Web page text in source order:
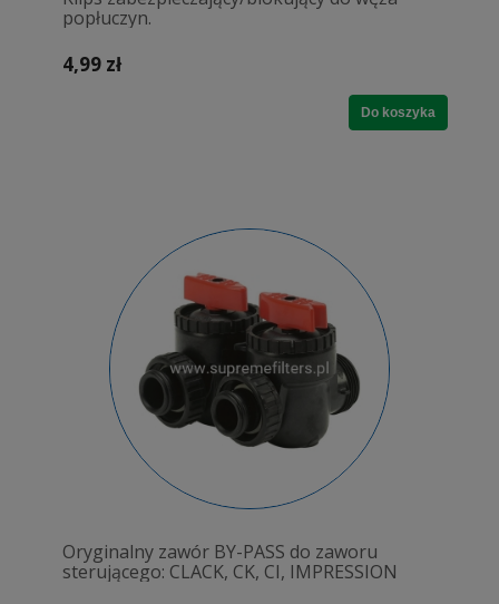
popłuczyn.
4,99 zł
Do koszyka
Oryginalny zawór BY-PASS do zaworu
sterującego: CLACK, CK, CI, IMPRESSION